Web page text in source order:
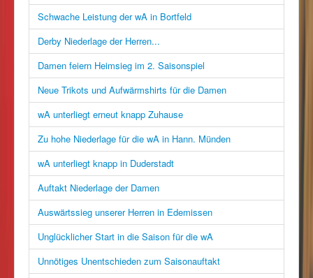
Schwache Leistung der wA in Bortfeld
Derby Niederlage der Herren...
Damen feiern Heimsieg im 2. Saisonspiel
Neue Trikots und Aufwärmshirts für die Damen
wA unterliegt erneut knapp Zuhause
Zu hohe Niederlage für die wA in Hann. Münden
wA unterliegt knapp in Duderstadt
Auftakt Niederlage der Damen
Auswärtssieg unserer Herren in Edemissen
Unglücklicher Start in die Saison für die wA
Unnötiges Unentschieden zum Saisonauftakt